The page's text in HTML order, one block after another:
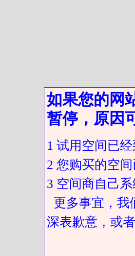
如果您的网
暂停，原因
1 试用空间已经
2 您购买的空
3 空间商自己
更多事宜，我
深表歉意，或